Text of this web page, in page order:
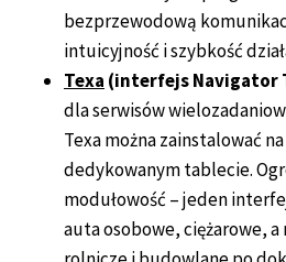
bezprzewodową
intuicyjność i szybkość
Texa (interfejs Navigator
dla serwisów
Texa można zainstalować
dedykowanym tablecie.
modułowość – jeden
auta osobowe, ciężarowe,